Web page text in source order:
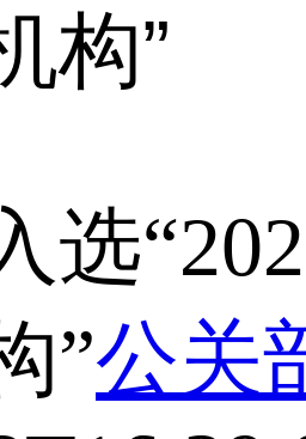
构”
选
”公关